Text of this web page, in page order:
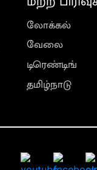
லோக்கல்
வேலை
டிரெண்டிங்
தமிழ்நாடு